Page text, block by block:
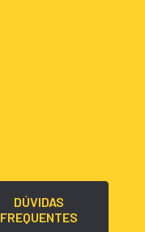
DÚVIDAS
FREQUENTES